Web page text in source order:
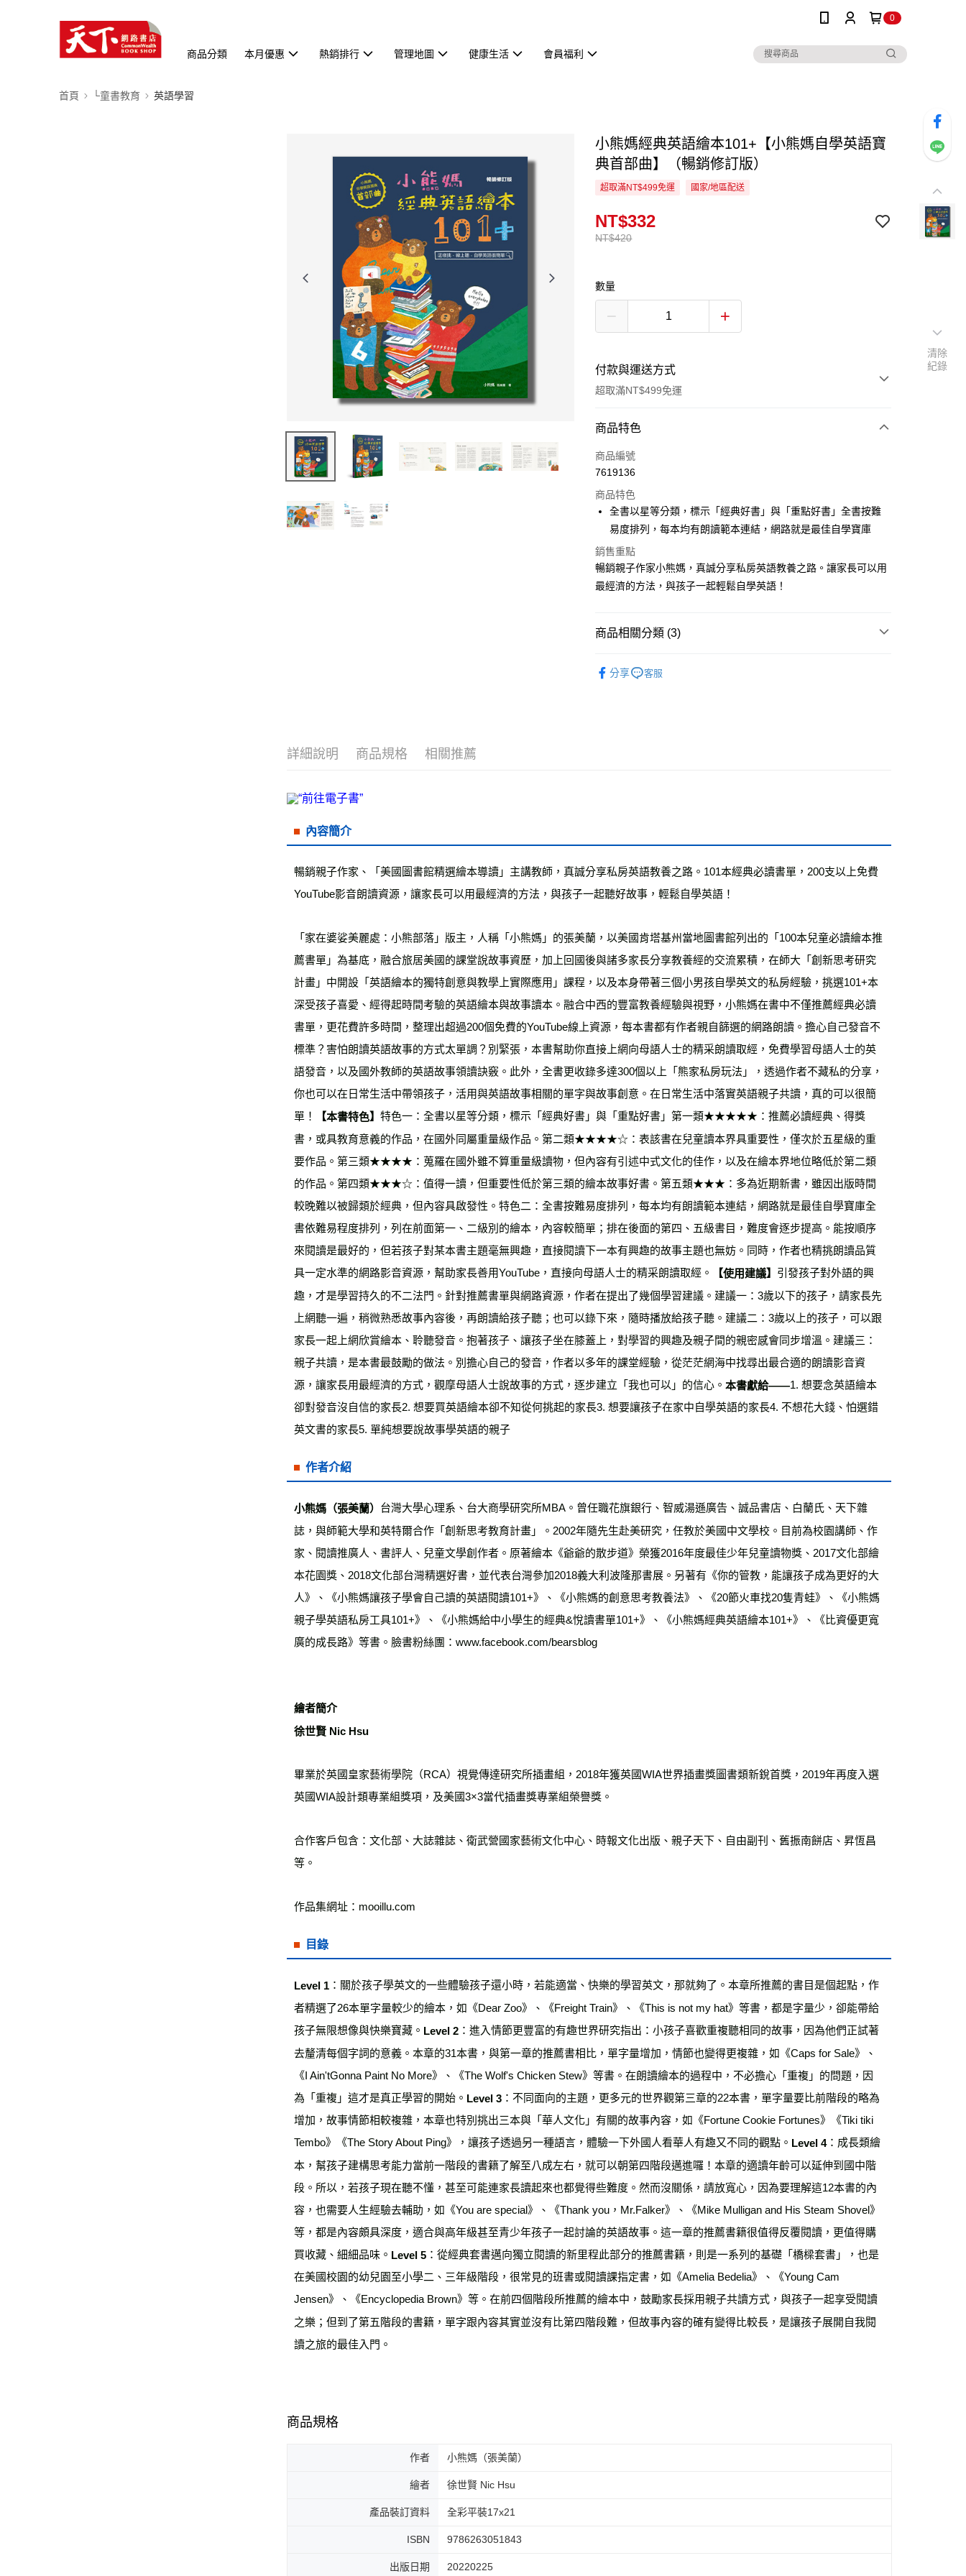
0
商品分類 本月優惠 熱銷排行 管理地圖 健康生活 會員福利
首頁 └童書教育 英語學習
小熊媽經典英語繪本101+【小熊媽自學英語寶
典首部曲】（暢銷修訂版）
超取滿NT$499免運 國家/地區配送
NT$420
NT$332
數量
付款與運送方式
超取滿NT$499免運
付款方式
信用卡一次付款
LINE Pay
Apple Pay
街口支付
悠遊付
每筆NT$60，滿NT$799(含以上)免運費
宅配
每筆NT$70，滿NT$799(含以上)免運費
每筆NT$200，滿NT$99,999(含以上)免運費
海外叢書運費 查看運費
雜誌海外運費 查看運費
商品特色
商品編號
7619136
商品特色
全書以星等分類，標示「經典好書」與「重點好書」全書按難
易度排列，每本均有朗讀範本連結，網路就是最佳自學寶庫
銷售重點
暢銷親子作家小熊媽，真誠分享私房英語教養之路。讓家長可以用
最經濟的方法，與孩子一起輕鬆自學英語！
商品相關分類 (3)
分享 客服
詳細說明 商品規格 相關推薦
內容簡介
暢銷親子作家、「美國圖書館精選繪本導讀」主講教師，真誠分享私房英語教養之路。101本經典必讀書單，200支以上免費
YouTube影音朗讀資源，讓家長可以用最經濟的方法，與孩子一起聽好故事，輕鬆自學英語！
「家在婆娑美麗處：小熊部落」版主，人稱「小熊媽」的張美蘭，以美國肯塔基州當地圖書館列出的「100本兒童必讀繪本推
薦書單」為基底，融合旅居美國的課堂說故事資歷，加上回國後與諸多家長分享教養經的交流累積，在師大「創新思考研究
計畫」中開設「英語繪本的獨特創意與教學上實際應用」課程，以及本身帶著三個小男孩自學英文的私房經驗，挑選101+本
深受孩子喜愛、經得起時間考驗的英語繪本與故事讀本。融合中西的豐富教養經驗與視野，小熊媽在書中不僅推薦經典必讀
書單，更花費許多時間，整理出超過200個免費的YouTube線上資源，每本書都有作者親自篩選的網路朗讀。擔心自己發音不
標準？害怕朗讀英語故事的方式太單調？別緊張，本書幫助你直接上網向母語人士的精采朗讀取經，免費學習母語人士的英
語發音，以及國外教師的英語故事領讀訣竅。此外，全書更收錄多達300個以上「熊家私房玩法」，透過作者不藏私的分享，
你也可以在日常生活中帶領孩子，活用與英語故事相關的單字與故事創意。在日常生活中落實英語親子共讀，真的可以很簡
單！
【本書特色】特色一：全書以星等分類，標示「經典好書」與「重點好書」第一類★★★★★：推薦必讀經典、得獎
書，或具教育意義的作品，在國外同屬重量級作品。第二類★★★★☆：表該書在兒童讀本界具重要性，僅次於五星級的重
要作品。第三類★★★★：蒐羅在國外雖不算重量級讀物，但內容有引述中式文化的佳作，以及在繪本界地位略低於第二類
的作品。第四類★★★☆：值得一讀，但重要性低於第三類的繪本故事好書。第五類★★★：多為近期新書，雖因出版時間
較晚難以被歸類於經典，但內容具啟發性。特色二：全書按難易度排列，每本均有朗讀範本連結，網路就是最佳自學寶庫全
書依難易程度排列，列在前面第一、二級別的繪本，內容較簡單；排在後面的第四、五級書目，難度會逐步提高。能按順序
來閱讀是最好的，但若孩子對某本書主題毫無興趣，直接閱讀下一本有興趣的故事主題也無妨。同時，作者也精挑朗讀品質
具一定水準的網路影音資源，幫助家長善用YouTube，直接向母語人士的精采朗讀取經。
【使用建議】 引發孩子對外語的興
趣，才是學習持久的不二法門。針對推薦書單與網路資源，作者在提出了幾個學習建議。建議一：3歲以下的孩子，請家長先
上網聽一遍，稍微熟悉故事內容後，再朗讀給孩子聽；也可以錄下來，隨時播放給孩子聽。建議二：3歲以上的孩子，可以跟
家長一起上網欣賞繪本、聆聽發音。抱著孩子、讓孩子坐在膝蓋上，對學習的興趣及親子間的親密感會同步增溫。建議三：
親子共讀，是本書最鼓勵的做法。別擔心自己的發音，作者以多年的課堂經驗，從茫茫網海中找尋出最合適的朗讀影音資
源，讓家長用最經濟的方式，觀摩母語人士說故事的方式，逐步建立「我也可以」的信心。 本書獻給——1. 想要念英語繪本
卻對發音沒自信的家長2. 想要買英語繪本卻不知從何挑起的家長3. 想要讓孩子在家中自學英語的家長4. 不想花大錢、怕選錯
英文書的家長5. 單純想要說故事學英語的親子
作者介紹
小熊媽（張美蘭） 台灣大學心理系、台大商學研究所MBA。曾任職花旗銀行、智威湯遜廣告、誠品書店、白蘭氏、天下雜
誌，與師範大學和英特爾合作「創新思考教育計畫」。2002年隨先生赴美研究，任教於美國中文學校。目前為校園講師、作
家、閱讀推廣人、書評人、兒童文學創作者。原著繪本《爺爺的散步道》榮獲2016年度最佳少年兒童讀物獎、2017文化部繪
本花園獎、2018文化部台灣精選好書，並代表台灣參加2018義大利波隆那書展。另著有《你的管教，能讓孩子成為更好的大
人》、《小熊媽讓孩子學會自己讀的英語閱讀101+》、《小熊媽的創意思考教養法》、《20節火車找20隻青蛙》、《小熊媽
親子學英語私房工具101+》、《小熊媽給中小學生的經典&悅讀書單101+》、《小熊媽經典英語繪本101+》、《比資優更寬
廣的成長路》等書。臉書粉絲團：www.facebook.com/bearsblog
繪者簡介
徐世賢 Nic Hsu
畢業於英國皇家藝術學院（RCA）視覺傳達研究所插畫組，2018年獲英國WIA世界插畫獎圖書類新銳首獎，2019年再度入選
英國WIA設計類專業組獎項，及美國3×3當代插畫獎專業組榮譽獎。
合作客戶包含：文化部、大誌雜誌、衛武營國家藝術文化中心、時報文化出版、親子天下、自由副刊、舊振南餅店、昇恆昌
等。
作品集網址：mooillu.com
目錄
Level 1 ：關於孩子學英文的一些體驗孩子還小時，若能適當、快樂的學習英文，那就夠了。本章所推薦的書目是個起點，作
者精選了26本單字量較少的繪本，如《Dear Zoo》、《Freight Train》、《This is not my hat》等書，都是字量少，卻能帶給
孩子無限想像與快樂寶藏。 Level 2 ：進入情節更豐富的有趣世界研究指出：小孩子喜歡重複聽相同的故事，因為他們正試著
去釐清每個字詞的意義。本章的31本書，與第一章的推薦書相比，單字量增加，情節也變得更複雜，如《Caps for Sale》、
《I Ain'tGonna Paint No More》、《The Wolf's Chicken Stew》等書。在朗讀繪本的過程中，不必擔心「重複」的問題，因
為「重複」這才是真正學習的開始。 Level 3 ：不同面向的主題，更多元的世界觀第三章的22本書，單字量要比前階段的略為
增加，故事情節相較複雜，本章也特別挑出三本與「華人文化」有關的故事內容，如《Fortune Cookie Fortunes》《Tiki tiki
Tembo》《The Story About Ping》，讓孩子透過另一種語言，體驗一下外國人看華人有趣又不同的觀點。 Level 4：成長類繪
本，幫孩子建構思考能力當前一階段的書籍了解至八成左右，就可以朝第四階段邁進囉！本章的適讀年齡可以延伸到國中階
段。所以，若孩子現在聽不懂，甚至可能連家長讀起來也都覺得些難度。然而沒關係，請放寬心，因為要理解這12本書的內
容，也需要人生經驗去輔助，如《You are special》、《Thank you，Mr.Falker》、《Mike Mulligan and His Steam Shovel》
等，都是內容頗具深度，適合與高年級甚至青少年孩子一起討論的英語故事。這一章的推薦書籍很值得反覆閱讀，更值得購
買收藏、細細品味。 Level 5 ：從經典套書邁向獨立閱讀的新里程此部分的推薦書籍，則是一系列的基礎「橋樑套書」，也是
在美國校園的幼兒園至小學二、三年級階段，很常見的班書或閱讀課指定書，如《Amelia Bedelia》、《Young Cam
Jensen》、《Encyclopedia Brown》等。在前四個階段所推薦的繪本中，鼓勵家長採用親子共讀方式，與孩子一起享受閱讀
之樂；但到了第五階段的書籍，單字跟內容其實並沒有比第四階段難，但故事內容的確有變得比較長，是讓孩子展開自我閱
讀之旅的最佳入門。
商品規格
作者 小熊媽（張美蘭）
繪者 徐世賢 Nic Hsu
產品裝訂資料 全彩平裝17x21
ISBN 9786263051843
出版日期 20220225
清除
紀錄